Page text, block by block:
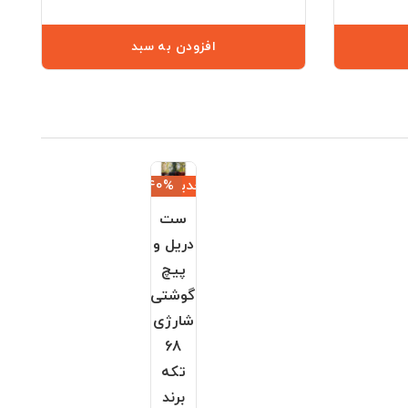
افزودن به سبد
جدید‎−40%
ست
دریل و
پیچ
گوشتی
شارژی
68
تکه
برند